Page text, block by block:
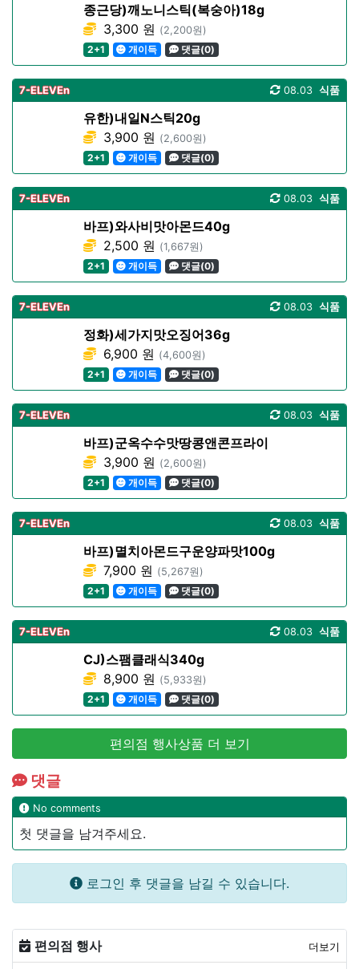
종근당)깨노니스틱(복숭아)18g
3,300 원 (2,200원)
2+1
개이득 댓글(0)
7-ELEVEn 식품
08.03
유한)내일N스틱20g
3,900 원 (2,600원)
2+1
개이득 댓글(0)
7-ELEVEn 식품
08.03
바프)와사비맛아몬드40g
2,500 원 (1,667원)
2+1
개이득 댓글(0)
7-ELEVEn 식품
08.03
정화)세가지맛오징어36g
6,900 원 (4,600원)
2+1
개이득 댓글(0)
7-ELEVEn 식품
08.03
바프)군옥수수맛땅콩앤콘프라이
3,900 원 (2,600원)
2+1
개이득 댓글(0)
7-ELEVEn 식품
08.03
바프)멸치아몬드구운양파맛100g
7,900 원 (5,267원)
2+1
개이득 댓글(0)
7-ELEVEn 식품
08.03
CJ)스팸클래식340g
8,900 원 (5,933원)
2+1
개이득 댓글(0)
편의점 행사상품 더 보기
댓글
No comments
첫 댓글을 남겨주세요.
로그인 후 댓글을 남길 수 있습니다.
편의점 행사 더보기